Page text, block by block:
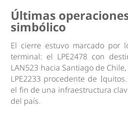
Últimas
simbólico
El cierre estuvo marcado por
terminal: el LPE2478 con
LAN523 hacia Santiago de
LPE2233 procedente de
el fin de una infraestructura
del país.